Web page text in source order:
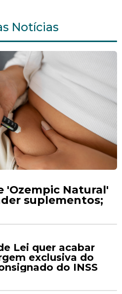
Notícias
'Ozempic Natural'
suplementos;
Lei quer acabar
exclusiva do
do INSS